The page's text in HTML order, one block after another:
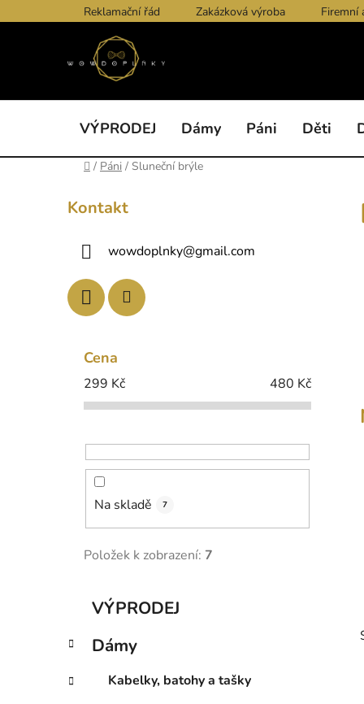
na
Reklamační řád Zakázková výroba Firemní
VÝPRODEJ Dámy Páni Děti
Domů
/ Páni / Sluneční brýle
o
r
a
n
Kontakt
wowdoplnky@gmail.com
Cena
299 Kč 480 Kč
Na skladě 7
Položek k zobrazení: 7
Přeskočit
kategorie
e
o
VÝPRODEJ
Dámy
Kabelky, batohy a tašky